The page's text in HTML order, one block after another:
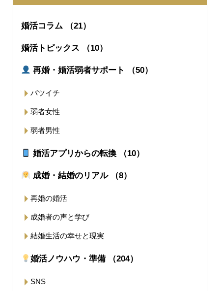
婚活コラム （21）
婚活トピックス （10）
再婚・婚活弱者サポート （50）
バツイチ
弱者女性
弱者男性
婚活アプリからの転換 （10）
成婚・結婚のリアル （8）
再婚の婚活
成婚者の声と学び
結婚生活の幸せと現実
婚活ノウハウ・準備 （204）
SNS